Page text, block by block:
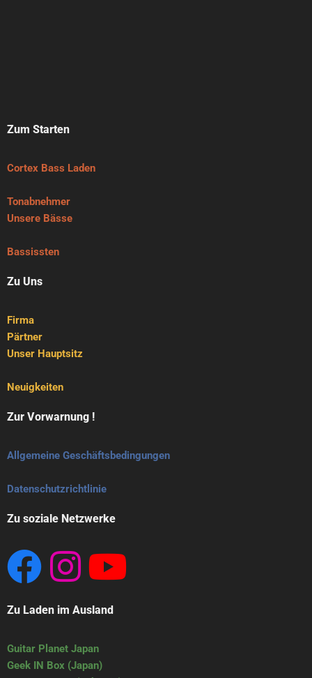
Zum Starten
Cortex Bass Laden
Tonabnehmer
Unsere Bässe
Bassissten
Zu Uns
Firma
Pärtner
Unser Hauptsitz
Neuigkeiten
Zur Vorwarnung !
Allgemeine Geschäftsbedingungen
Datenschutzrichtlinie
Zu soziale Netzwerke
Zu Laden im Ausland
Guitar Planet Japan
Geek IN Box (Japan)